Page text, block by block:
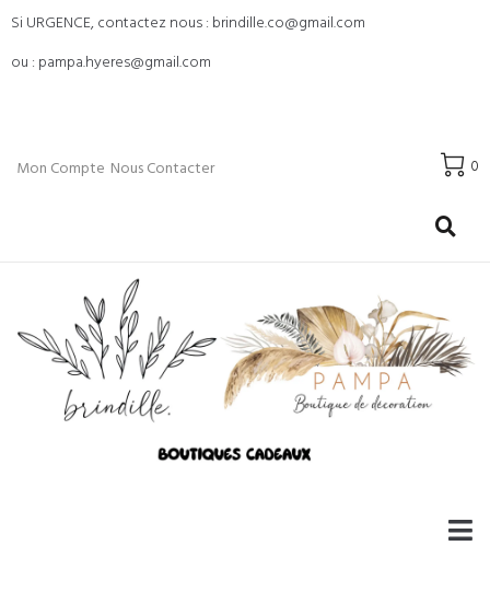
Si URGENCE, contactez nous : brindille.co@gmail.com
ou : pampa.hyeres@gmail.com
Mon Compte Nous Contacter 0